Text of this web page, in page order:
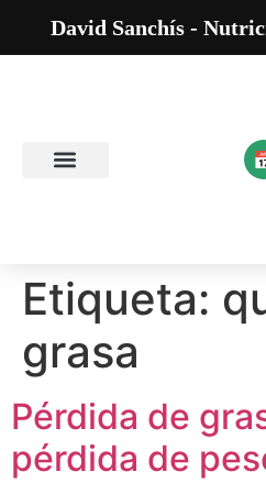
Etiqueta:
grasa
Pérdida de
pérdida de
David Sanchís -